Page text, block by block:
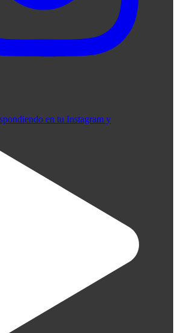
en tu Instagram y